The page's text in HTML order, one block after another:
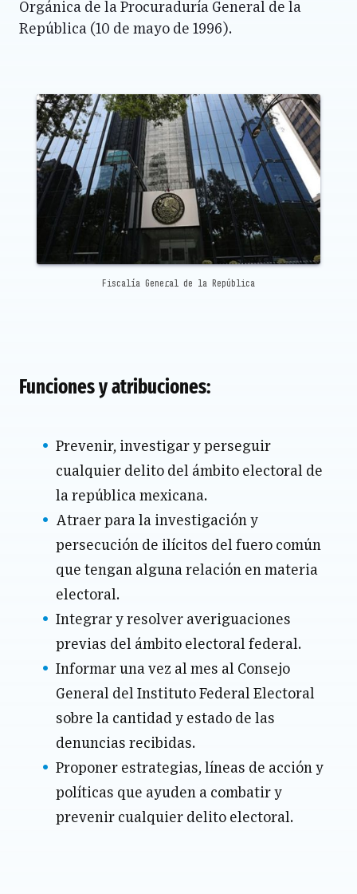
Orgánica de la Procuraduría General de la
República (10 de mayo de 1996).
Fiscalía General de la República
Funciones y atribuciones:
Prevenir, investigar y perseguir
cualquier delito del ámbito electoral de
la república mexicana.
Atraer para la investigación y
persecución de ilícitos del fuero común
que tengan alguna relación en materia
electoral.
Integrar y resolver averiguaciones
previas del ámbito electoral federal.
Informar una vez al mes al Consejo
General del Instituto Federal Electoral
sobre la cantidad y estado de las
denuncias recibidas.
Proponer estrategias, líneas de acción y
políticas que ayuden a combatir y
prevenir cualquier delito electoral.